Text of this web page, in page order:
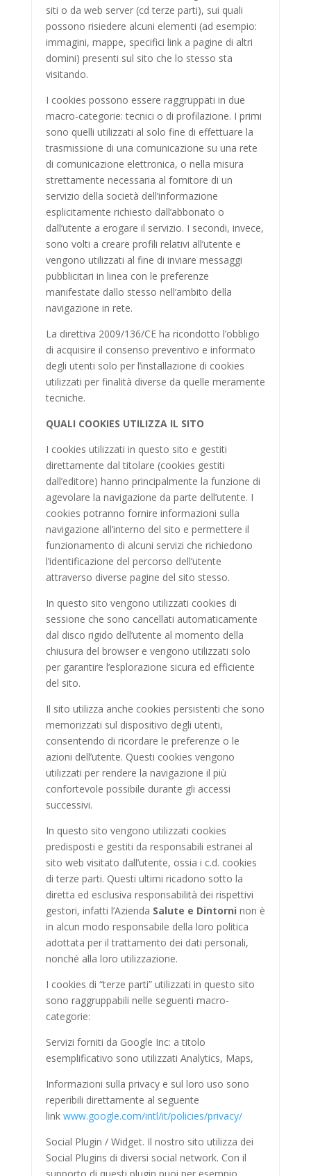
siti o da web server (cd terze parti), sui quali
possono risiedere alcuni elementi (ad esempio:
immagini, mappe, specifici link a pagine di altri
domini) presenti sul sito che lo stesso sta
visitando.
I cookies possono essere raggruppati in due
macro-categorie: tecnici o di profilazione. I primi
sono quelli utilizzati al solo fine di effettuare la
trasmissione di una comunicazione su una rete
di comunicazione elettronica, o nella misura
strettamente necessaria al fornitore di un
servizio della società dell’informazione
esplicitamente richiesto dall’abbonato o
dall’utente a erogare il servizio. I secondi, invece,
sono volti a creare profili relativi all’utente e
vengono utilizzati al fine di inviare messaggi
pubblicitari in linea con le preferenze
manifestate dallo stesso nell’ambito della
navigazione in rete.
La direttiva 2009/136/CE ha ricondotto l’obbligo
di acquisire il consenso preventivo e informato
degli utenti solo per l’installazione di cookies
utilizzati per finalità diverse da quelle meramente
tecniche.
QUALI COOKIES UTILIZZA IL SITO
I cookies utilizzati in questo sito e gestiti
direttamente dal titolare (cookies gestiti
dall’editore) hanno principalmente la funzione di
agevolare la navigazione da parte dell’utente. I
cookies potranno fornire informazioni sulla
navigazione all’interno del sito e permettere il
funzionamento di alcuni servizi che richiedono
l’identificazione del percorso dell’utente
attraverso diverse pagine del sito stesso.
In questo sito vengono utilizzati cookies di
sessione che sono cancellati automaticamente
dal disco rigido dell’utente al momento della
chiusura del browser e vengono utilizzati solo
per garantire l’esplorazione sicura ed efficiente
del sito.
Il sito utilizza anche cookies persistenti che sono
memorizzati sul dispositivo degli utenti,
consentendo di ricordare le preferenze o le
azioni dell’utente. Questi cookies vengono
utilizzati per rendere la navigazione il più
confortevole possibile durante gli accessi
successivi.
In questo sito vengono utilizzati cookies
predisposti e gestiti da responsabili estranei al
sito web visitato dall’utente, ossia i c.d. cookies
di terze parti. Questi ultimi ricadono sotto la
diretta ed esclusiva responsabilità dei rispettivi
gestori, infatti l’Azienda Salute e Dintorni non è
in alcun modo responsabile della loro politica
adottata per il trattamento dei dati personali,
nonché alla loro utilizzazione.
I cookies di “terze parti” utilizzati in questo sito
sono raggruppabili nelle seguenti macro-
categorie:
Servizi forniti da Google Inc: a titolo
esemplificativo sono utilizzati Analytics, Maps,
Informazioni sulla privacy e sul loro uso sono
reperibili direttamente al seguente
link www.google.com/intl/it/policies/privacy/
Social Plugin / Widget. Il nostro sito utilizza dei
Social Plugins di diversi social network. Con il